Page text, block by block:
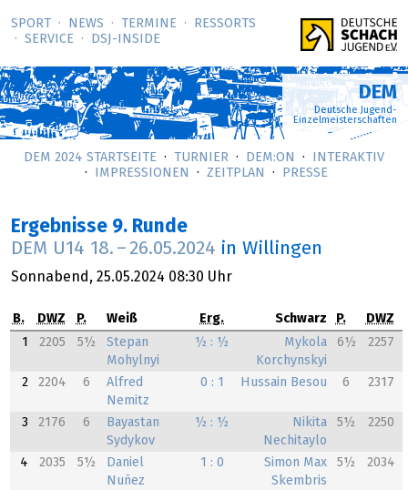
SPORT NEWS TERMINE
RESSORTS
SERVICE
DSJ-­INSIDE
DEM
Deutsche Jugend-
Einzelmeisterschaften
DEM 2024 STARTSEITE TURNIER DEM:ON
INTERAKTIV
IMPRESSIONEN
ZEITPLAN PRESSE
Ergebnisse 9. Runde
DEM U14 18. – 26.05.2024 in Willingen
Sonnabend, 25.05.2024 08:30 Uhr
B. DWZ P. Weiß Erg. Schwarz P.
DWZ
1
2205 5½
Stepan
Mohylnyi
½ : ½
Mykola
Korchynskyi
6½ 2257
2 2204 6
Alfred
Nemitz
0 : 1 Hussain Besou 6 2317
3 2176 6
Bayastan
Sydykov
½ : ½
Nikita
Nechitaylo
5½ 2250
4 2035 5½
Daniel
Nuñez
1 : 0
Simon Max
Skembris
5½ 2034